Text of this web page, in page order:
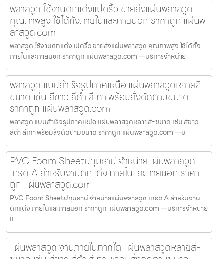
พลาสวูด ใช้งานตกแต่งแปดริ้ว ขายส่งแผ่นพลาสวูด
คุณภาพสูง ใช้ได้ทั้งภายในและภายนอก ราคาถูก แผ่นพ
ลาสวูด.com
พลาสวูด ใช้งานตกแต่งแปดริ้ว ขายส่งแผ่นพลาสวูด คุณภาพสูง ใช้ได้ทั้ง
ภายในและภายนอก ราคาถูก แผ่นพลาสวูด.com —บริการจำหน่าย
พลาสวูด แบบสำเร็จรูปภาคเหนือ แผ่นพลาสวูดหลายสี-
ขนาด เช่น สีขาว สีดำ สีเทา พร้อมสั่งตัดตามขนาด
ราคาถูก แผ่นพลาสวูด.com
พลาสวูด แบบสำเร็จรูปภาคเหนือ แผ่นพลาสวูดหลายสี-ขนาด เช่น สีขาว
สีดำ สีเทา พร้อมสั่งตัดตามขนาด ราคาถูก แผ่นพลาสวูด.com —บ
PVC Foam Sheetปทุมธานี จำหน่ายแผ่นพลาสวูด
เกรด A สำหรับงานตกแต่ง ภายในและภายนอก ราคา
ถูก แผ่นพลาสวูด.com
PVC Foam Sheetปทุมธานี จำหน่ายแผ่นพลาสวูด เกรด A สำหรับงาน
ตกแต่ง ภายในและภายนอก ราคาถูก แผ่นพลาสวูด.com —บริการจำหน่าย
แ
แผ่นพลาสวูด งานภายในภาคใต้ แผ่นพลาสวูดหลายสี-